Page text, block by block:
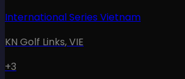
International Series Vietnam
KN Golf Links,VIE
+3